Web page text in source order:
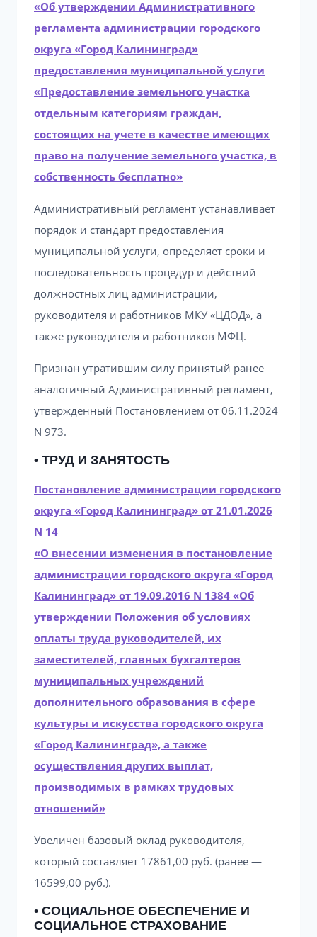
«Об утверждении Административного
регламента администрации городского
округа «Город Калининград»
предоставления муниципальной услуги
«Предоставление земельного участка
отдельным категориям граждан,
состоящих на учете в качестве имеющих
право на получение земельного участка, в
собственность бесплатно»
Административный регламент устанавливает
порядок и стандарт предоставления
муниципальной услуги, определяет сроки и
последовательность процедур и действий
должностных лиц администрации,
руководителя и работников МКУ «ЦДОД», а
также руководителя и работников МФЦ.
Признан утратившим силу принятый ранее
аналогичный Административный регламент,
утвержденный Постановлением от 06.11.2024
N 973.
• ТРУД И ЗАНЯТОСТЬ
Постановление администрации городского
округа «Город Калининград» от 21.01.2026
N 14
«О внесении изменения в постановление
администрации городского округа «Город
Калининград» от 19.09.2016 N 1384 «Об
утверждении Положения об условиях
оплаты труда руководителей, их
заместителей, главных бухгалтеров
муниципальных учреждений
дополнительного образования в сфере
культуры и искусства городского округа
«Город Калининград», а также
осуществления других выплат,
производимых в рамках трудовых
отношений»
Увеличен базовый оклад руководителя,
который составляет 17861,00 руб. (ранее —
16599,00 руб.).
• СОЦИАЛЬНОЕ ОБЕСПЕЧЕНИЕ И
СОЦИАЛЬНОЕ СТРАХОВАНИЕ